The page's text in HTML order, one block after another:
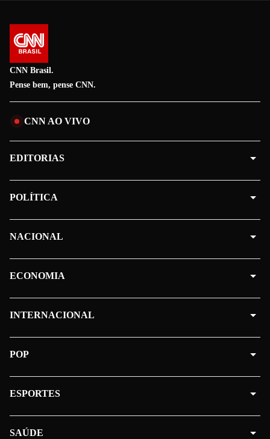
CNN Brasil.
Pense bem, pense CNN.
CNN AO VIVO
EDITORIAS
POLÍTICA
NACIONAL
ECONOMIA
INTERNACIONAL
POP
ESPORTES
SAÚDE